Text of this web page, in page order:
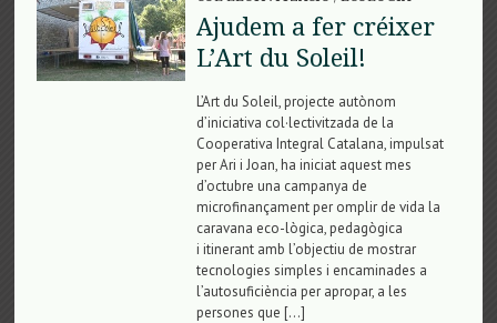
Ajudem a fer créixer
L’Art du Soleil!
L’Art du Soleil, projecte autònom
d’iniciativa col·lectivitzada de la
Cooperativa Integral Catalana, impulsat
per Ari i Joan, ha iniciat aquest mes
d’octubre una campanya de
microfinançament per omplir de vida la
caravana eco-lògica, pedagògica
i itinerant amb l’objectiu de mostrar
tecnologies simples i encaminades a
l’autosuficiència per apropar, a les
persones que […]